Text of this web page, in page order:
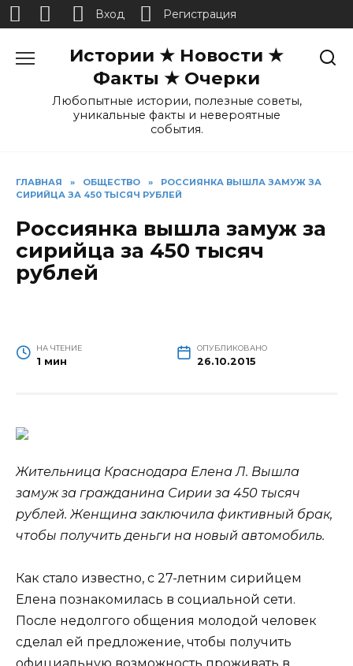
Истории ★ Новости ★
Факты ★ Очерки
Любопытные истории, полезные советы,
уникальные факты и невероятные
события.
ГЛАВНАЯ » ОБЩЕСТВО »
РОССИЯНКА ВЫШЛА ЗАМУЖ ЗА
СИРИЙЦА ЗА 450 ТЫСЯЧ РУБЛЕЙ
Россиянка вышла замуж за
сирийца за 450 тысяч
рублей
НА ЧТЕНИЕ
1 мин
ОПУБЛИКОВАНО
26.10.2015
Жительница Краснодара Елена Л. Вышла
замуж за гражданина Сирии за 450 тысяч
рублей. Женщина заключила фиктивный брак,
чтобы получить деньги на новый автомобиль.
Как стало известно, с 27-летним сирийцем
Елена познакомилась в социальной сети.
После недолгого общения молодой человек
сделал ей предложение, чтобы получить
Вход Регистрация